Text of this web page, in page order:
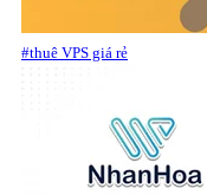
#thuê VPS giá rẻ